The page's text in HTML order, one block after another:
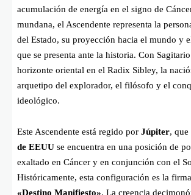
acumulación de energía en el signo de
mundana, el Ascendente representa la
del Estado, su proyección hacia el mundo y
que se presenta ante la historia. Con
horizonte oriental en el Radix Sibley, la
arquetipo del explorador, el filósofo y el
ideológico.
Este Ascendente está regido por Júpiter, que
de EEUU se encuentra en una posición de
exaltado en Cáncer y en conjunción con el
Históricamente, esta configuración es la
«Destino Manifiesto». La creencia